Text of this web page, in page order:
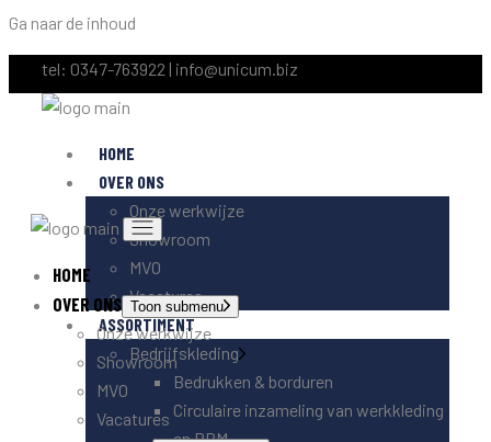
Ga naar de inhoud
tel: 0347-763922 | info@unicum.biz
HOME
OVER ONS
Onze werkwijze
Showroom
MVO
Vacatures
ASSORTIMENT
Bedrijfskleding
Bedrukken & borduren
Circulaire inzameling van werkkleding
HOME
OVER ONS Toon submenu
Onze werkwijze
Showroom
MVO
Vacatures